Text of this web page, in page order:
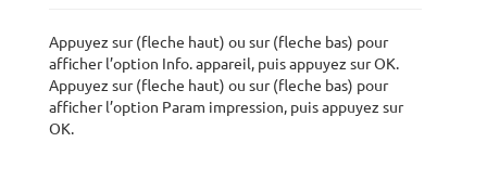
Appuyez sur (fleche haut) ou sur (fleche bas) pour
afficher l’option Info. appareil, puis appuyez sur OK.
Appuyez sur (fleche haut) ou sur (fleche bas) pour
afficher l’option Param impression, puis appuyez sur
OK.